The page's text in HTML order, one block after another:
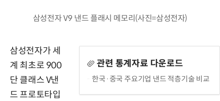
삼성전자 V9 낸드 플래시 메모리(사진=삼성전자)
관련 통계자료 다운로드
한국·중국 주요기업 낸드 적층기술 비교
삼성전자가 세
계 최초로 900
단 클래스 V낸
드 프로토타입